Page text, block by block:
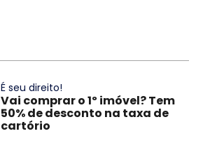
É seu direito!
Vai comprar o 1º imóvel? Tem
50% de desconto na taxa de
cartório